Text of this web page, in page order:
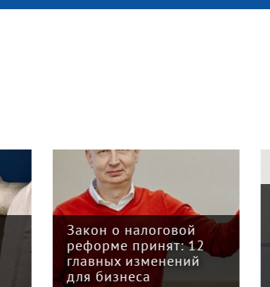
Закон о налоговой
реформе принят: 12
главных изменений
для бизнеса